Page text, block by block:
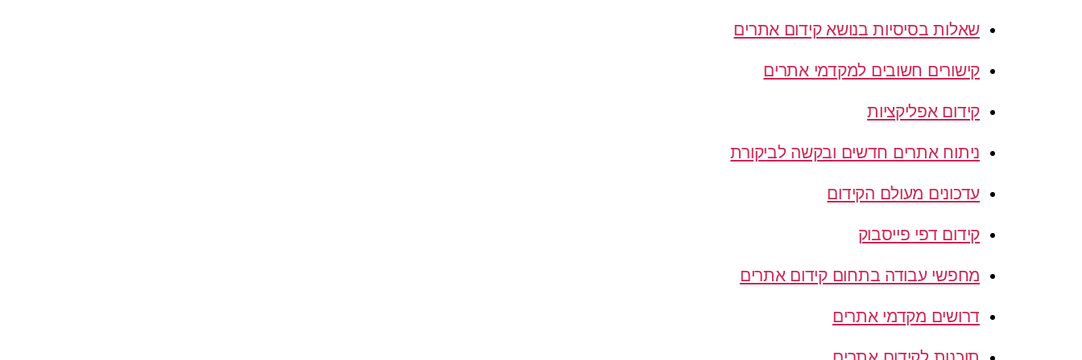
שאלות בסיסיות בנושא קידום אתרים
קישורים חשובים למקדמי אתרים
קידום אפליקציות
ניתוח אתרים חדשים ובקשה לביקורת
עדכונים מעולם הקידום
קידום דפי פייסבוק
מחפשי עבודה בתחום קידום אתרים
דרושים מקדמי אתרים